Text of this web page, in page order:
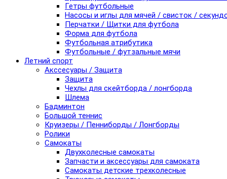
Гетры футбольные
Насосы и иглы для мячей / свисток /
Перчатки / Щитки для футбола
Форма для футбола
Футбольная атрибутика
Футбольные / футзальные мячи
Летний спорт
Акссесуары / Защита
Защита
Чехлы для скейтборда / лонгборда
Шлема
Бадминтон
Большой теннис
Круизеры / Пенниборды / Лонгборды
Ролики
Самокаты
Двухколесные самокаты
Запчасти и аксессуары для самоката
Самокаты детские трехколесные